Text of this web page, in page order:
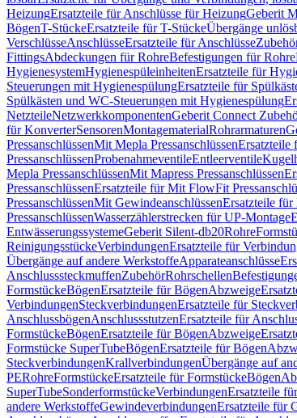
HeizungErsatzteile für Anschlüsse für HeizungGeberit
BögenT-StückeErsatzteile für T-StückeÜbergänge
VerschlüsseAnschlüsseErsatzteile für Anschlüsse
FittingsAbdeckungen für RohreBefestigungen für Rohre
HygienesystemHygienespüleinheitenErsatzteile für
Steuerungen mit HygienespülungErsatzteile für
Spülkästen und WC-Steuerungen mit Hygienespülung
NetzteileNetzwerkkomponentenGeberit Connect
für KonverterSensorenMontagematerialRohrarmaturen
PressanschlüssenMit Mepla PressanschlüssenErsatzteile
PressanschlüssenProbenahmeventileEntleerventile
Mepla PressanschlüssenMit Mapress Pressanschlüssen
PressanschlüssenErsatzteile für Mit FlowFit
PressanschlüssenMit GewindeanschlüssenErsatzteile für
PressanschlüssenWasserzählerstrecken für UP-Montage
EntwässerungssystemeGeberit Silent-db20Rohre
ReinigungsstückeVerbindungenErsatzteile für
Übergänge auf andere WerkstoffeApparateanschlüsse
AnschlusssteckmuffenZubehörRohrschellen
FormstückeBögenErsatzteile für BögenAbzweige
VerbindungenSteckverbindungenErsatzteile für
AnschlussbögenAnschlussstutzenErsatzteile für
FormstückeBögenErsatzteile für BögenAbzweige
Formstücke SuperTubeBögenErsatzteile für Bögen
SteckverbindungenKrallverbindungenÜbergänge auf
PERohreFormstückeErsatzteile für FormstückeBögen
SuperTubeSonderformstückeVerbindungenErsatzteile
andere WerkstoffeGewindeverbindungenErsatzteile für